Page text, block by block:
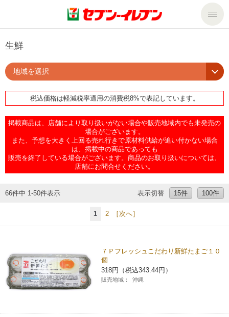
商品のご案内
商品のご案内トップ
今週の新商品
商品カテゴリ一覧
食の安全・安心への取組み
プリペイドカード・金券
セール・キャンペーン
サービス
nanacoトップ
マルチコピー機でできることトップ
プリント
切手・はがき・印紙
セブンチケット
セブン‐イレブンでお受取り
企業情報トップ
ニュースリリース
会社概要
私たちの取組み
サステナビリティ
サステナビリティ活動基本方針
加盟店オーナー募集
アルバイト情報
店舗検索
ネットショッピング
生鮮
地域を選択
税込価格は軽減税率適用の消費税8%で表記しています。
掲載商品は、店舗により取り扱いがない場合や販売地域内でも未発売の
場合がございます。
また、予想を大きく上回る売れ行きで原材料供給が追い付かない場合
は、掲載中の商品であっても
販売を終了している場合がございます。商品のお取り扱いについては、
店舗にお問合せください。
66件中 1-50件表示 表示切替 15件 100件
1 2 ［次へ］
７Ｐフレッシュこだわり新鮮たまご１０
個
318円（税込343.44円）
販売地域： 沖縄